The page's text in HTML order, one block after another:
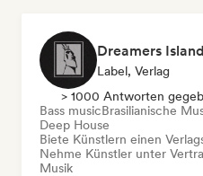
Dreamers
Label, Verlag
> 1000 Antworten
Bass musicBrasilianische
Deep House
Biete Künstlern einen
Nehme Künstler unter
Musik